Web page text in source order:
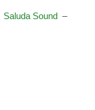
Saluda Sound –